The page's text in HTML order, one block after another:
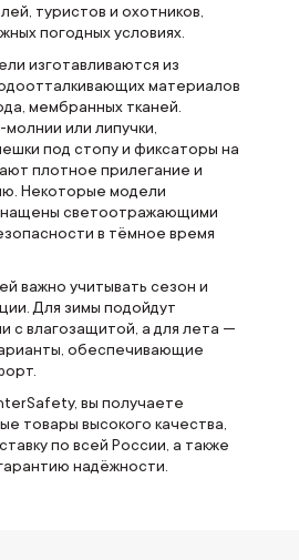
туристов и охотников,
погодных условиях.
изготавливаются из
материалов
мембранных тканей.
или липучки,
под стопу и фиксаторы на
плотное прилегание и
Некоторые модели
светоотражающими
в тёмное время
важно учитывать сезон и
Для зимы подойдут
с влагозащитой, а для лета —
обеспечивающие
вы получаете
товары высокого качества,
по всей России, а также
надёжности.